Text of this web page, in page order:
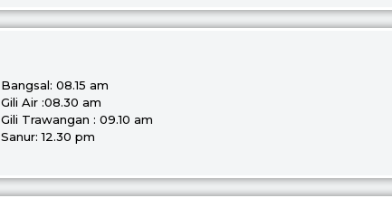
Bangsal: 08.15 am
Gili Air :08.30 am
Gili Trawangan : 09.10 am
Sanur: 12.30 pm